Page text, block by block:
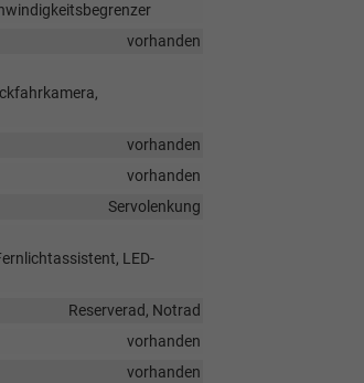
vorhanden
vorhanden
vorhanden
Servolenkung
LED-
Reserverad, Notrad
vorhanden
vorhanden